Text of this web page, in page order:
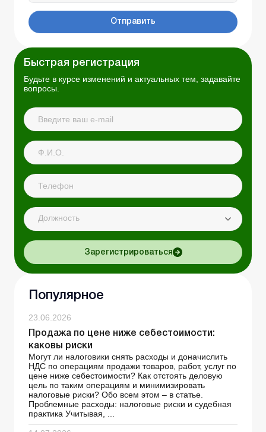
Отправить
Быстрая регистрация
Будьте в курсе изменений и актуальных тем, задавайте
вопросы.
Должность
Зарегистрироваться
Популярное
23.06.2026
Продажа по цене ниже себестоимости:
каковы риски
Могут ли налоговики снять расходы и доначислить
НДС по операциям продажи товаров, работ, услуг по
цене ниже себестоимости? Как отстоять деловую
цель по таким операциям и минимизировать
налоговые риски? Обо всем этом – в статье.
Проблемные расходы: налоговые риски и судебная
практика Учитывая, ...